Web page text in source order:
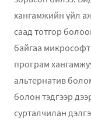
хангамжийн үйл
саад тотгор
байгаа
програм
альтернатив
болон тэдгээр
сурталчилан